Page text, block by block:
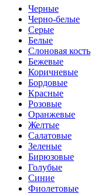
Черные
Черно-белые
Серые
Белые
Слоновая кость
Бежевые
Коричневые
Бордовые
Красные
Розовые
Оранжевые
Желтые
Салатовые
Зеленые
Бирюзовые
Голубые
Синие
Фиолетовые